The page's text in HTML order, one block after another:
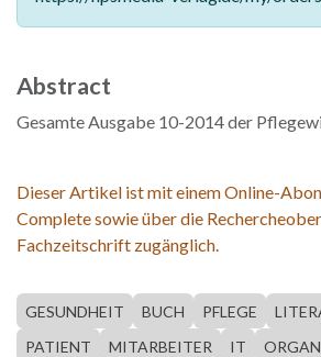
Abstract
Gesamte Ausgabe 10-2014 der
Dieser Artikel ist mit einem Online-
Complete sowie über die
Fachzeitschrift zugänglich.
GESUNDHEIT BUCH PFLEGE
PATIENT
MITARBEITER IT